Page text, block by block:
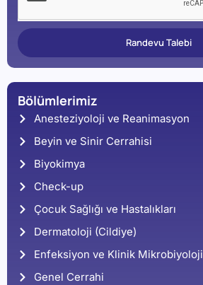
Randevu Talebi
Bölümlerimiz
Anesteziyoloji ve Reanimasyon
Beyin ve Sinir Cerrahisi
Biyokimya
Check-up
Çocuk Sağlığı ve Hastalıkları
Dermatoloji (Cildiye)
Enfeksiyon ve Klinik Mikrobiyoloji
Genel Cerrahi